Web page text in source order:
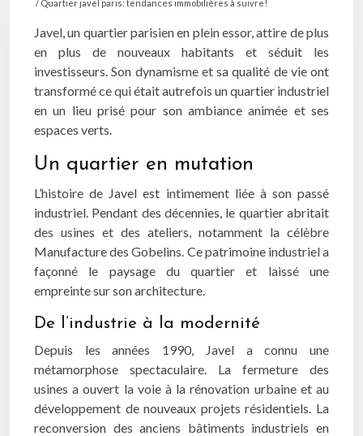
/ Quartier javel paris: tendances immobilières à suivre!
Javel, un quartier parisien en plein essor, attire de plus
en plus de nouveaux habitants et séduit les
investisseurs. Son dynamisme et sa qualité de vie ont
transformé ce qui était autrefois un quartier industriel
en un lieu prisé pour son ambiance animée et ses
espaces verts.
Un quartier en mutation
L’histoire de Javel est intimement liée à son passé
industriel. Pendant des décennies, le quartier abritait
des usines et des ateliers, notamment la célèbre
Manufacture des Gobelins. Ce patrimoine industriel a
façonné le paysage du quartier et laissé une
empreinte sur son architecture.
De l’industrie à la modernité
Depuis les années 1990, Javel a connu une
métamorphose spectaculaire. La fermeture des
usines a ouvert la voie à la rénovation urbaine et au
développement de nouveaux projets résidentiels. La
reconversion des anciens bâtiments industriels en